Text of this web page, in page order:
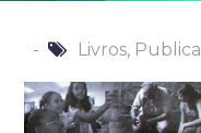
Livros,